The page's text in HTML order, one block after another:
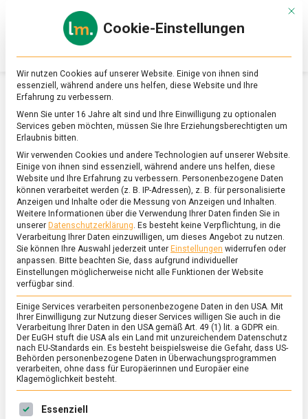
Online-
Magazin
zu
&
Ernährung
SCHLAGWORT:AFTERNOON TEA
ERNÄHRUNG & GESUNDHEIT /FEATURED/WISSEN
Auf die feine englische Art – Afternoon
Tea
17. Dezember 2021
Mit
Cookie-Einstellungen
Wir nutzen Cookies auf unserer Website. Einige von ihnen sind
essenziell, während andere uns helfen, diese Website und Ihre
Erfahrung zu verbessern.
Wenn Sie unter 16 Jahre alt sind und Ihre Einwilligung zu optionalen
Services geben möchten, müssen Sie Ihre Erziehungsberechtigten um
Erlaubnis bitten.
Wir verwenden Cookies und andere Technologien auf unserer Website.
Einige von ihnen sind essenziell, während andere uns helfen, diese
Website und Ihre Erfahrung zu verbessern. Personenbezogene Daten
können verarbeitet werden (z. B. IP-Adressen), z. B. für personalisierte
Anzeigen und Inhalte oder die Messung von Anzeigen und Inhalten.
Weitere Informationen über die Verwendung Ihrer Daten finden Sie in
unserer Datenschutzerklärung. Es besteht keine Verpflichtung, in die
Verarbeitung Ihrer Daten einzuwilligen, um dieses Angebot zu nutzen.
Sie können Ihre Auswahl jederzeit unter Einstellungen widerrufen oder
anpassen. Bitte beachten Sie, dass aufgrund individueller
Einstellungen möglicherweise nicht alle Funktionen der Website
verfügbar sind.
Einige Services verarbeiten personenbezogene Daten in den USA. Mit
Ihrer Einwilligung zur Nutzung dieser Services willigen Sie auch in die
Verarbeitung Ihrer Daten in den USA gemäß Art. 49 (1) lit. a GDPR ein.
Der EuGH stuft die USA als ein Land mit unzureichendem Datenschutz
nach EU-Standards ein. Es besteht beispielsweise die Gefahr, dass US-
Behörden personenbezogene Daten in Überwachungsprogrammen
verarbeiten, ohne dass für Europäerinnen und Europäer eine
Klagemöglichkeit besteht.
Es folgt eine Liste der Service-Gruppen, für die eine
Essenziell